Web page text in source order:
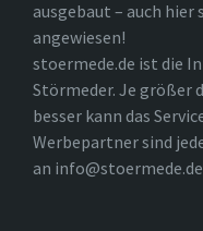
ausgebaut – auch hier
angewiesen!
stoermede.de ist die
Störmeder. Je größer
besser kann das
Werbepartner sind
an info@stoermede.de